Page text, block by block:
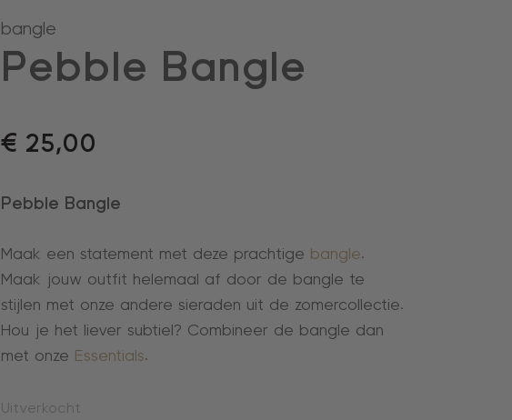
bangle
Pebble Bangle
€ 25,00
Pebble Bangle
Maak een statement met deze prachtige bangle.
Maak jouw outfit helemaal af door de bangle te
stijlen met onze andere sieraden uit de zomercollectie.
Hou je het liever subtiel? Combineer de bangle dan
met onze Essentials.
Uitverkocht